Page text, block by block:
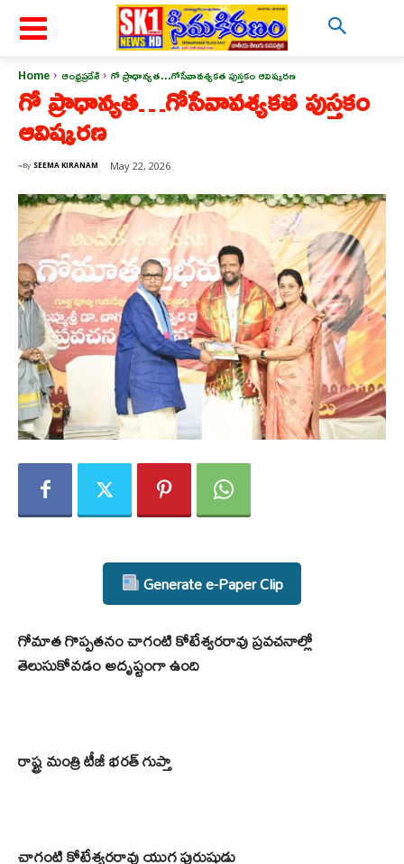
Home ఆంధ్రప్రదేశ్ గో ప్రాధాన్యత...గోసేవావశ్యకత పుస్తకం ఆవిష్కరణ
గో ప్రాధాన్యత…గోసేవావశ్యకత పుస్తకం
ఆవిష్కరణ
By SEEMA KIRANAM May 22, 2026
Generate e-Paper Clip
గోమాత గొప్పతనం చాగంటి కోటేశ్వరరావు ప్రవచనాల్లో
తెలుసుకోవడం అదృష్టంగా ఉంది
రాష్ట్ర మంత్రి టీజీ భరత్ గుప్తా
చాగంటి కోటేశ్వరరావు యుగ పురుషుడు